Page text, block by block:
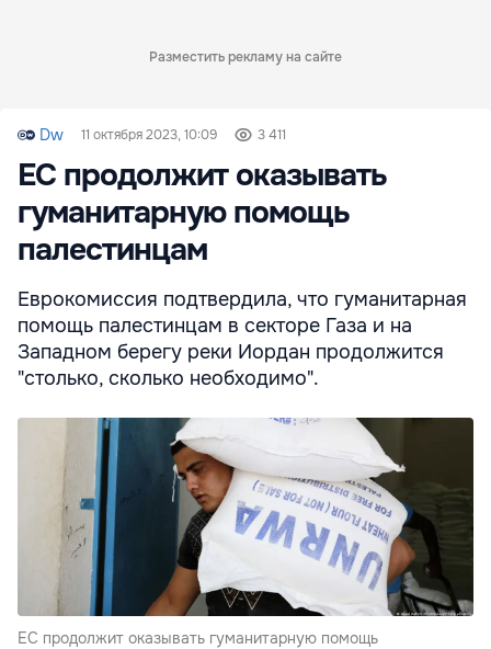
Разместить рекламу на сайте
Dw 11 октября 2023, 10:09 3 411
ЕС продолжит оказывать
гуманитарную помощь
палестинцам
Еврокомиссия подтвердила, что гуманитарная
помощь палестинцам в секторе Газа и на
Западном берегу реки Иордан продолжится
"столько, сколько необходимо".
ЕС продолжит оказывать гуманитарную помощь